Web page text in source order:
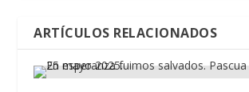
ARTÍCULOS RELACIONADOS